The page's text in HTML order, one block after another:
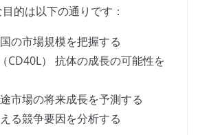
的は以下の通りです：
の市場規模を把握する
CD40L） 抗体の成長の可能性を
市場の将来成長を予測する
る競争要因を分析する